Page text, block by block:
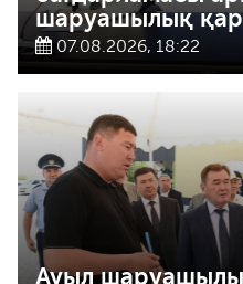
шаруашылық
07.08.2026, 18:22
Ауыл